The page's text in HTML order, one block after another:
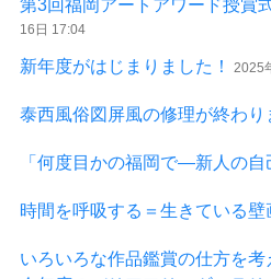
第3回福岡アートアワード授賞
16日 17:04
新年度がはじまりました！ 2025
泰西風俗図屏風の修理が終わり
「何度目かの福岡で―新人の自
時間を呼吸する＝生きている壁
いろいろな作品鑑賞の仕方を